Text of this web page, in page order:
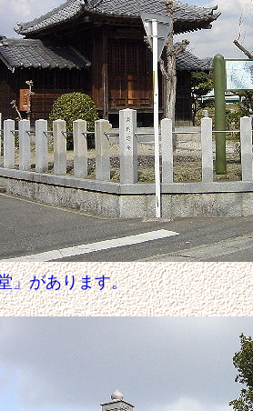
」があります。